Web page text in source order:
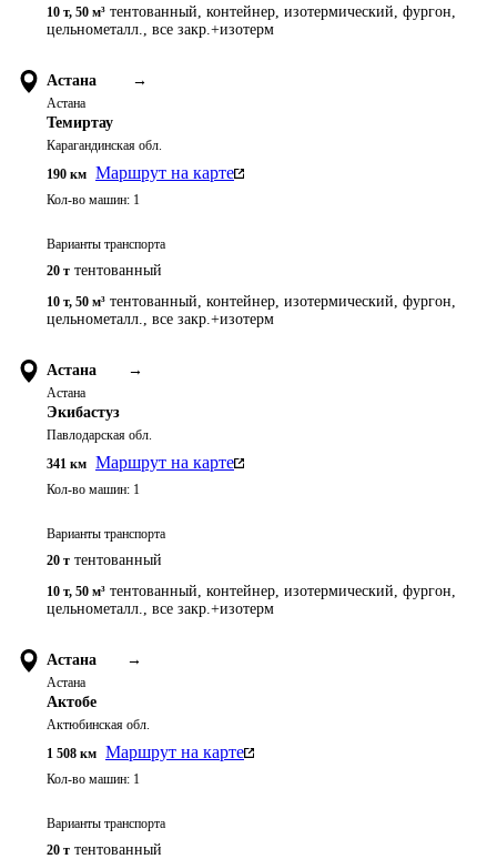
10 т, 50 м³ тентованный, контейнер, изотермический, фургон,
цельнометалл., все закр.+изотерм
Астана →
Астана
Темиртау
Карагандинская обл.
190 км Маршрут на карте
Кол-во машин: 1
Варианты транспорта
20 т тентованный
10 т, 50 м³ тентованный, контейнер, изотермический, фургон,
цельнометалл., все закр.+изотерм
Астана →
Астана
Экибастуз
Павлодарская обл.
341 км Маршрут на карте
Кол-во машин: 1
Варианты транспорта
20 т тентованный
10 т, 50 м³ тентованный, контейнер, изотермический, фургон,
цельнометалл., все закр.+изотерм
Астана →
Астана
Актобе
Актюбинская обл.
1 508 км Маршрут на карте
Кол-во машин: 1
Варианты транспорта
20 т тентованный